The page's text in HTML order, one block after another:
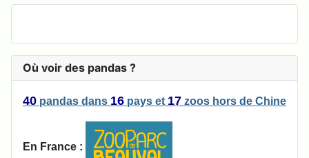
Où voir des pandas ?
40 pandas dans 16 pays et 17 zoos hors de Chine
En France :